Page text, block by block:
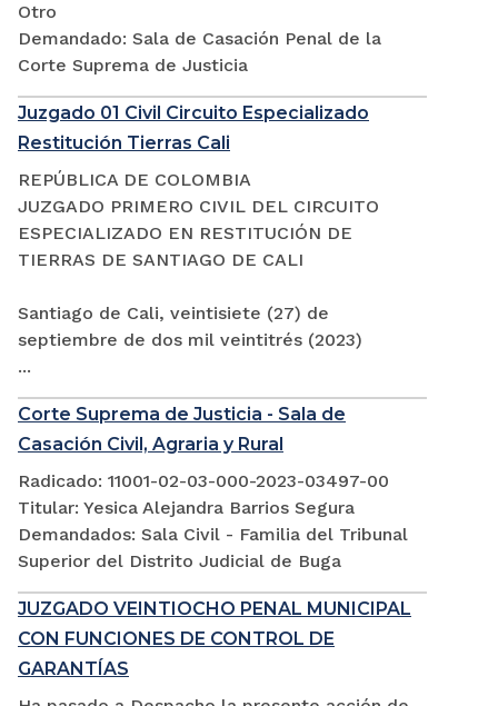
Otro
Demandado: Sala de Casación Penal de la
Corte Suprema de Justicia
Juzgado 01 Civil Circuito Especializado
Restitución Tierras Cali
REPÚBLICA DE COLOMBIA
JUZGADO PRIMERO CIVIL DEL CIRCUITO
ESPECIALIZADO EN RESTITUCIÓN DE
TIERRAS DE SANTIAGO DE CALI
Santiago de Cali, veintisiete (27) de
septiembre de dos mil veintitrés (2023)
...
Corte Suprema de Justicia - Sala de
Casación Civil, Agraria y Rural
Radicado: 11001-02-03-000-2023-03497-00
Titular: Yesica Alejandra Barrios Segura
Demandados: Sala Civil - Familia del Tribunal
Superior del Distrito Judicial de Buga
JUZGADO VEINTIOCHO PENAL MUNICIPAL
CON FUNCIONES DE CONTROL DE
GARANTÍAS